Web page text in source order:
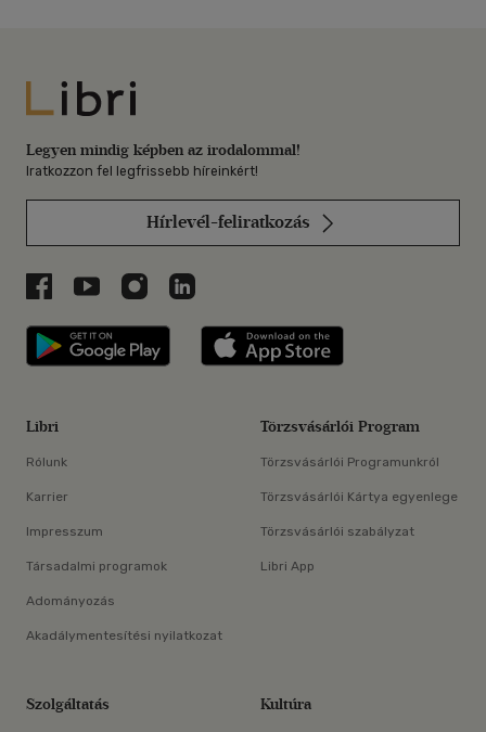
Libri
Legyen mindig képben az irodalommal!
Iratkozzon fel legfrissebb híreinkért!
Hírlevél-feliratkozás
Libri a Facebookon
Libri a Youtube-on
Libri az Instagramon
Libri a LinkedInen
Libri applikáció Szerezd meg: Google
Libri
Rólunk
Karrier
Impresszum
Társadalmi programok
Adományozás
Akadálymentesítési nyilatkozat
Törzsvásárlói Program
Törzsvásárlói Programunkról
Törzsvásárlói Kártya egyenlege
Törzsvásárlói szabályzat
Libri App
Szolgáltatás Kultúra